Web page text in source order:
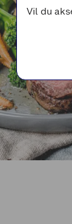
Vil du